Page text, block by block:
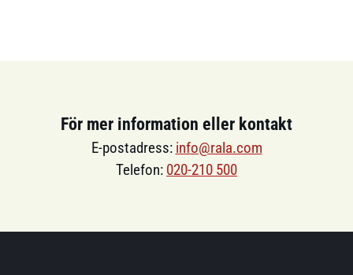
För mer information eller kontakt
E-postadress: info@rala.com
Telefon: 020-210 500